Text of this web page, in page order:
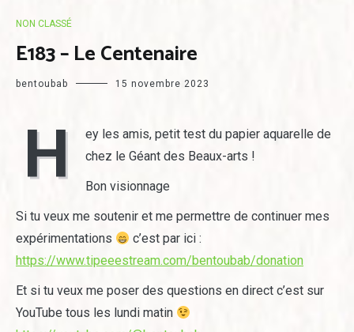
NON CLASSÉ
E183 – Le Centenaire
bentoubab 15 novembre 2023
H
ey les amis, petit test du papier aquarelle de
chez le Géant des Beaux-arts !
Bon visionnage
Si tu veux me soutenir et me permettre de continuer mes
expérimentations
c’est par ici :
https://www.tipeeestream.com/bentoubab/donation
Et si tu veux me poser des questions en direct c’est sur
YouTube tous les lundi matin